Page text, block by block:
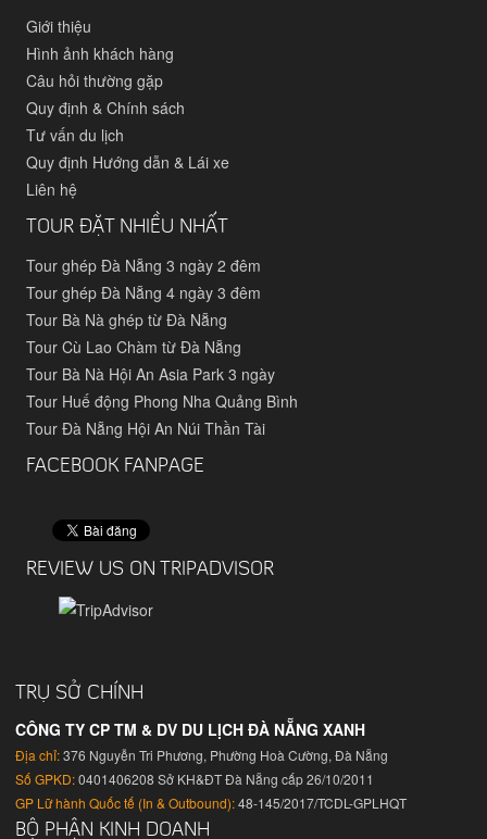
Giới thiệu
Hình ảnh khách hàng
Câu hỏi thường gặp
Quy định & Chính sách
Tư vấn du lịch
Quy định Hướng dẫn & Lái xe
Liên hệ
TOUR ĐẶT NHIỀU NHẤT
Tour ghép Đà Nẵng 3 ngày 2 đêm
Tour ghép Đà Nẵng 4 ngày 3 đêm
Tour Bà Nà ghép từ Đà Nẵng
Tour Cù Lao Chàm từ Đà Nẵng
Tour Bà Nà Hội An Asia Park 3 ngày
Tour Huế động Phong Nha Quảng Bình
Tour Đà Nẵng Hội An Núi Thần Tài
FACEBOOK FANPAGE
REVIEW US ON TRIPADVISOR
TRỤ SỞ CHÍNH
CÔNG TY CP TM & DV DU LỊCH ĐÀ NẴNG XANH
Địa chỉ:376 Nguyễn Tri Phương, Phường Hoà Cường, Đà Nẵng
Số GPKD:0401406208 Sở KH&ĐT Đà Nẵng cấp 26/10/2011
GP Lữ hành Quốc tế (In & Outbound):48-145/2017/TCDL-GPLHQT
BỘ PHẬN KINH DOANH